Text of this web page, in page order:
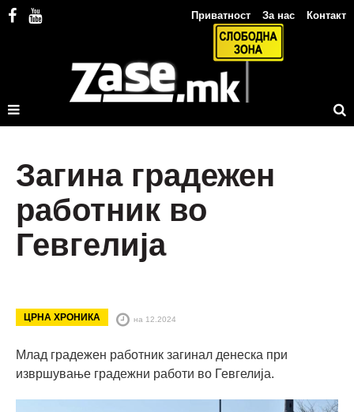
Приватност За нас Контакт
Загина градежен
работник во
Гевгелија
ЦРНА ХРОНИКА на 12.2024
Млад градежен работник загинал денеска при
извршување градежни работи во Гевгелија.